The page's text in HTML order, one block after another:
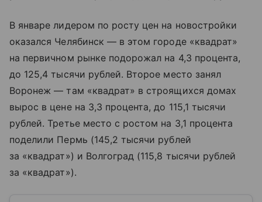
В январе лидером по росту цен на новостройки
оказался Челябинск — в этом городе «квадрат»
на первичном рынке подорожал на 4,3 процента,
до 125,4 тысячи рублей. Второе место занял
Воронеж — там «квадрат» в строящихся домах
вырос в цене на 3,3 процента, до 115,1 тысячи
рублей. Третье место с ростом на 3,1 процента
поделили Пермь (145,2 тысячи рублей
за «квадрат») и Волгоград (115,8 тысячи рублей
за «квадрат»).